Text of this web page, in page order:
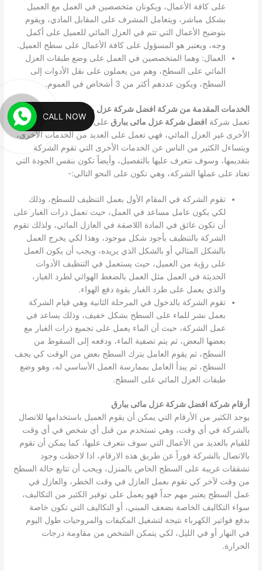
على كافة الأعمال، ويكونان متخصصين في العمل مع العميل
بشكل مباشر، ويتعامل المشرف على المقابل المادي، ويقوم
بتوضيح الأعمال التي تتم في العزل المائي للعميل على أكمل
وجه، ويعتبر هو المسؤول على كافة الأعمال على سطح العميل.
العمال: وهما المتخصصين في العمل على وضع طبقات العزل
المائي على السطح، وهم من يعملون على نقل الأدوات إلى
السطح، ويكون عددهم أكثر من 3 أشخاص في العموم.
الخدمات المقدمة من شركة افضل شركة عزل مائى ببارق
تعمل شركة افضل شركة عزل مائى ببارق على العديد من الخدمات
الأخرى غير العزل المائي، فهي تعمل على العديد من الخدمات الأخرى،
ويتساءل الكثير من الناس عن الخدمات الأخرى التي تقوم الشركة
بتقديمها، وسوف نتعرف عليها بالتفصيل، وأيضاً تكون بنفس الجودة التي
تعتاد على عملها الشركة، وهي تكون على النحو التالي:-
تقوم الشركة في المقام الأول بعمل التنظيف للسطح، وذلك
لكي يكون عامل مساعد في العمل، حيث تعمل ذرات الغبار على
أن تكون عائق في المادة اللاصقة في العازل المائي، ولذلك تقوم
الشركة بالتنظيف بأجود شكل موجود، وهذا لكي يخرج العمل
بالشكل المثالي أو بالشكل الذي يريده، ويجب أن يكون العمل
على رؤية من العميل، حيث يستعمل في التنظيف الأدوات
الحديثة في العمل مثل العمل بالضغط الهوائي لطرد الغبار،
والذي يعمل على طرد الغبار بقوة دفع الهواء.
تقوم الشركة بالدخول في المرحلة الثانية وهي قيام الشركة
بعمل نشر للماء على السطح بشكل خفيف، وذلك يساعد في
عمل الشركة، حيث أن الماء يعمل على تجميع ذرات الغبار مع
بعضها البعض، ثم يتم تصفية الماء، ودفعه إلى السقوط من
السطح، ثم يقوم العامل بترك السطح بعض من الوقت كي يجف
السطح، ثم يبدأ العامل بممارسة العمل الأساسي له، وهو وضع
طبقات العزل المائي على السطح.
أرقام شركة افضل شركة عزل مائى ببارق
يوجد الكثير من الأرقام التي يمكن أن يقوم العميل باستخدامها للاتصال
بالشركة في أي وقت، وهي تستخدم من قبل أي شخص في أي وقت
للقيام بالعديد من الأعمال التي سوف نتعرف عليها، كما يمكن أن تقوم
بالاتصال بالشركة فوراً عن طريق هذه الارقام، اذا لاحظت وجود
تشققات غريبة على السطح الخاص بالمنزل، ويحب أن تتابع حالة السطح
من وقت لآخر كي تقوم بعمل العازل في وقت الخطر، والعازل في
عمل السطح يعتبر مهم جداً فهو يعمل على توفير الكثير من التكاليف،
سواء التكاليف الخاصة بضعف المبني، أو التكاليف التي تكون خاصة
بدفع فواتير الكهرباء نتيجة لتشغيل المكيفات والمروحيات طول اليوم
في النهار أو في الليل، لكي يتمكن الشخص من مقاومة درجات
الحرارة.
CALL NOW